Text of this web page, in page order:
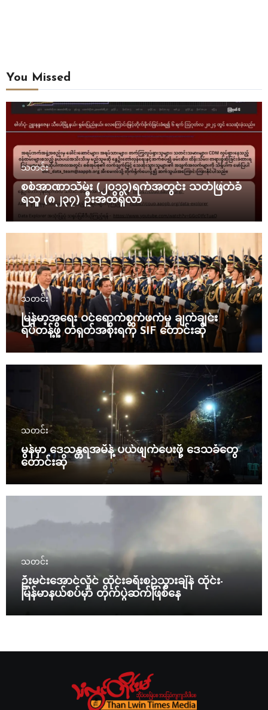
You Missed
သတင်း
စစ်အာဏာသိမ်း (၂၀၁၃)ရက်အတွင်း သတ်ဖြတ်ခံ
ရသူ (၈၂၃၇) ဦးအထိရှိလာ
သတင်း
မြန်မာ့အရေး ဝင်ရောက်စွက်ဖက်မှု ချက်ချင်း
ရပ်တန့်ဖို့ တရုတ်အစိုးရကို SIF တောင်းဆို
သတင်း
မွန်မှာ ဒေသန္တရအမိန့် ပယ်ဖျက်ပေးဖို့ ဒေသခံတွေ
တောင်းဆို
သတင်း
ဦးမင်းအောင်လှိုင် ထိုင်းခရီးစဉ်သွားချိန် ထိုင်း-
မြန်မာနယ်စပ်မှာ တိုက်ပွဲဆက်ဖြစ်နေ